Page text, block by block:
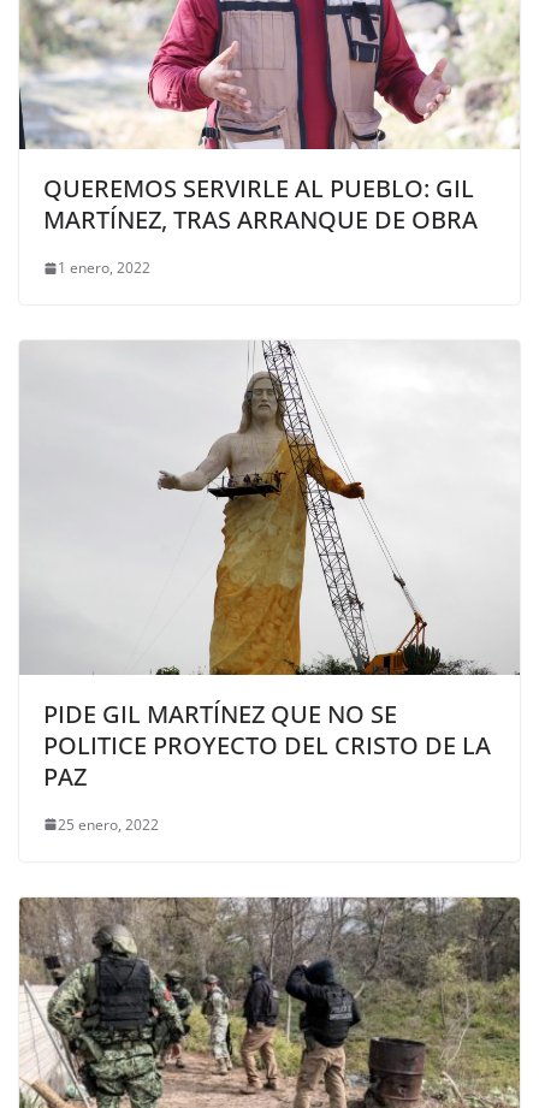
QUEREMOS SERVIRLE AL PUEBLO: GIL
MARTÍNEZ, TRAS ARRANQUE DE OBRA
1 enero, 2022
PIDE GIL MARTÍNEZ QUE NO SE
POLITICE PROYECTO DEL CRISTO DE LA
PAZ
25 enero, 2022